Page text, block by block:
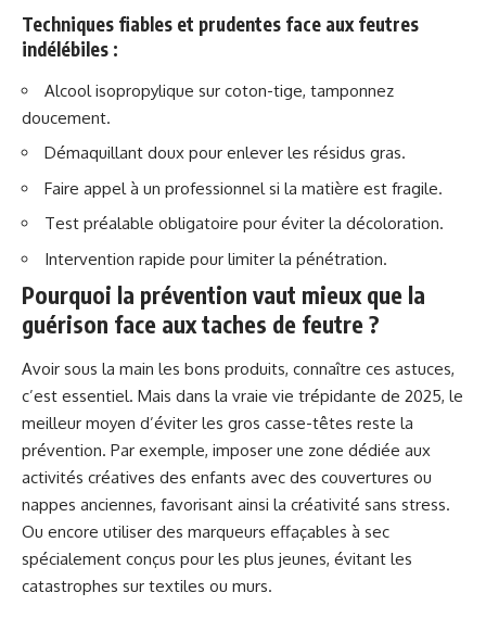
Techniques fiables et prudentes face aux feutres
indélébiles :
Alcool isopropylique sur coton-tige, tamponnez
doucement.
Démaquillant doux pour enlever les résidus gras.
Faire appel à un professionnel si la matière est fragile.
Test préalable obligatoire pour éviter la décoloration.
Intervention rapide pour limiter la pénétration.
Pourquoi la prévention vaut mieux que la
guérison face aux taches de feutre ?
Avoir sous la main les bons produits, connaître ces astuces,
c’est essentiel. Mais dans la vraie vie trépidante de 2025, le
meilleur moyen d’éviter les gros casse-têtes reste la
prévention. Par exemple, imposer une zone dédiée aux
activités créatives des enfants avec des couvertures ou
nappes anciennes, favorisant ainsi la créativité sans stress.
Ou encore utiliser des marqueurs effaçables à sec
spécialement conçus pour les plus jeunes, évitant les
catastrophes sur textiles ou murs.